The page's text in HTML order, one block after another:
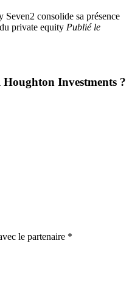
consolide sa présence
private equity Publiéle
Investments ?
le partenaire *